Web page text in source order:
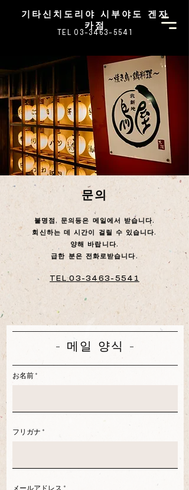
기타신치도리야 시부야도 겐자
카점
TEL 03-3463-5541
문의
불명점, 문의등은 메일에서 받습니다.
회신하는 데 시간이 걸릴 수 있습니다.
양해 바랍니다.
급한 분은 전화로받습니다.
TEL 03-3463-5541
- 메일 양식 -
お名前
フリガナ
メールアドレス